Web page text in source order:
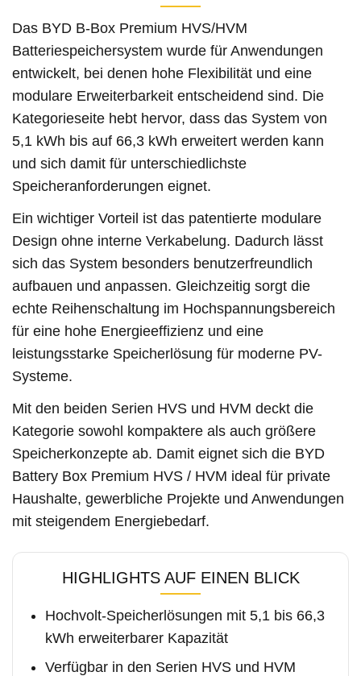
Das BYD B-Box Premium HVS/HVM
Batteriespeichersystem wurde für Anwendungen
entwickelt, bei denen hohe Flexibilität und eine
modulare Erweiterbarkeit entscheidend sind. Die
Kategorieseite hebt hervor, dass das System von
5,1 kWh bis auf 66,3 kWh erweitert werden kann
und sich damit für unterschiedlichste
Speicheranforderungen eignet.
Ein wichtiger Vorteil ist das patentierte modulare
Design ohne interne Verkabelung. Dadurch lässt
sich das System besonders benutzerfreundlich
aufbauen und anpassen. Gleichzeitig sorgt die
echte Reihenschaltung im Hochspannungsbereich
für eine hohe Energieeffizienz und eine
leistungsstarke Speicherlösung für moderne PV-
Systeme.
Mit den beiden Serien HVS und HVM deckt die
Kategorie sowohl kompaktere als auch größere
Speicherkonzepte ab. Damit eignet sich die BYD
Battery Box Premium HVS / HVM ideal für private
Haushalte, gewerbliche Projekte und Anwendungen
mit steigendem Energiebedarf.
HIGHLIGHTS AUF EINEN BLICK
Hochvolt-Speicherlösungen mit 5,1 bis 66,3
kWh erweiterbarer Kapazität
Verfügbar in den Serien HVS und HVM